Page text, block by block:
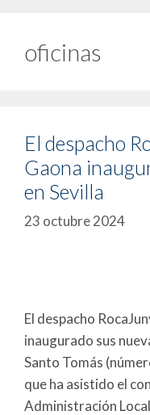
oficinas
El despacho
Gaona
en Sevilla
23 octubre 2024
El despacho
inaugurado sus
Santo Tomás
que ha asistido el
Administración